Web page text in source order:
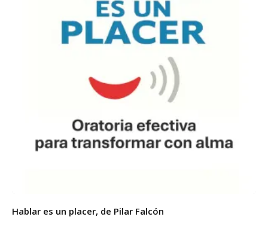
Hablar es un placer, de Pilar Falcón